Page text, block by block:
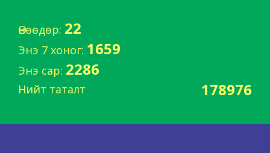
Өнөөдөр: 22
Энэ 7 хоног: 1659
Энэ сар: 2286
Нийт таталт 178976